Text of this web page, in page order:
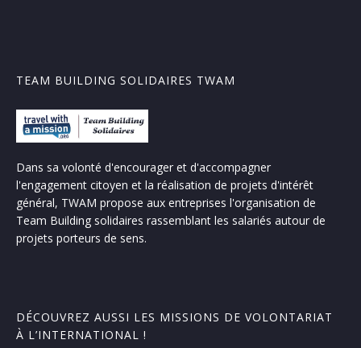
TEAM BUILDING SOLIDAIRES TWAM
Dans sa volonté d'encourager et d'accompagner
l'engagement citoyen et la réalisation de projets d'intérêt
général, TWAM propose aux entreprises l'organisation de
Team Building solidaires rassemblant les salariés autour de
projets porteurs de sens.
DÉCOUVREZ AUSSI LES MISSIONS DE VOLONTARIAT
À L’INTERNATIONAL !